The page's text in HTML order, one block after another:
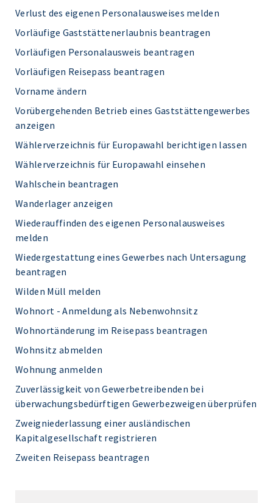
Verlust des eigenen Personalausweises melden
Vorläufige Gaststättenerlaubnis beantragen
Vorläufigen Personalausweis beantragen
Vorläufigen Reisepass beantragen
Vorname ändern
Vorübergehenden Betrieb eines Gaststättengewerbes
anzeigen
Wählerverzeichnis für Europawahl berichtigen lassen
Wählerverzeichnis für Europawahl einsehen
Wahlschein beantragen
Wanderlager anzeigen
Wiederauffinden des eigenen Personalausweises
melden
Wiedergestattung eines Gewerbes nach Untersagung
beantragen
Wilden Müll melden
Wohnort - Anmeldung als Nebenwohnsitz
Wohnortänderung im Reisepass beantragen
Wohnsitz abmelden
Wohnung anmelden
Zuverlässigkeit von Gewerbetreibenden bei
überwachungsbedürftigen Gewerbezweigen überprüfen
Zweigniederlassung einer ausländischen
Kapitalgesellschaft registrieren
Zweiten Reisepass beantragen